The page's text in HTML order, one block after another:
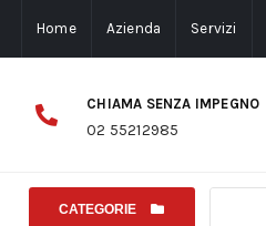
Home Azienda Servizi
CHIAMA SENZA IMPEGNO
02 55212985
CATEGORIE